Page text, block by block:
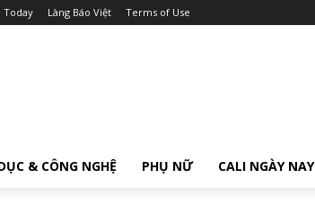
Today Làng Báo Việt Terms of Use
& CÔNG NGHỆ PHỤ NỮ CALI NGÀY NAY